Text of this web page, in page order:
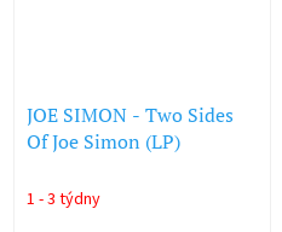
JOE SIMON - Two Sides
Of Joe Simon (LP)
1 - 3 týdny